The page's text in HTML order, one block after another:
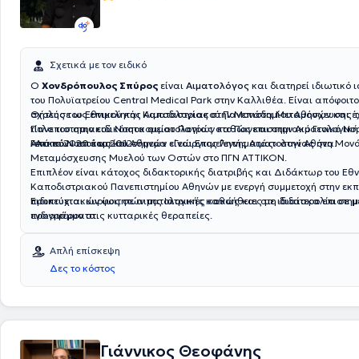
Σχετικά με τον ειδικό
Ο Χονδρόπουλος Σπύρος είναι Αιματολόγος και διατηρεί ιδιωτικό
του Πολυϊατρείου Central Medical Park στην Καλλιθέα. Είναι
σχολής του Εθνικού και Καποδιστριακού Πανεπιστημίου Αθηνών και
τίτλο του στην ειδικότητα αιματολογίας στο Πανεπιστημιακό Γενικό
«Αττικόν» από το 2012.
Θήτευσε ως επιμελητής Αιματολογίας στην Μονάδα Μεταμόσχευσης
Πανεπιστημιακού Νοσοκομείου Πατρών καθώς και στην Αιματολογική
Γενικού Νοσοκομείου Αθηνών «Γεώργιος Γεννηματάς» στην Αθήνα.
Από το 2020 έως και σήμερα είναι Επιμελητής Αιματολογίας στη
Μεταμόσχευσης Μυελού των Οστών στο ΠΓΝ ΑΤΤΙΚΟΝ.
Επιπλέον είναι κάτοχος διδακτορικής διατριβής και Διδάκτωρ του
Καποδιστριακού Πανεπιστημίου Αθηνών με ενεργή συμμετοχή στην
προπτυχιακών φοιτητών της Ιατρικής καθώς και στη διδασκαλία σε
προγράμματα.
Ειδικεύεται κυρίως σε αιματολογικές κακοήθειες με ιδιαίτερο
ενδιαφέρον στις κυτταρικές θεραπείες.
Απλή επίσκεψη
Δες το κόστος
Γιάννικος Θεοφάνης